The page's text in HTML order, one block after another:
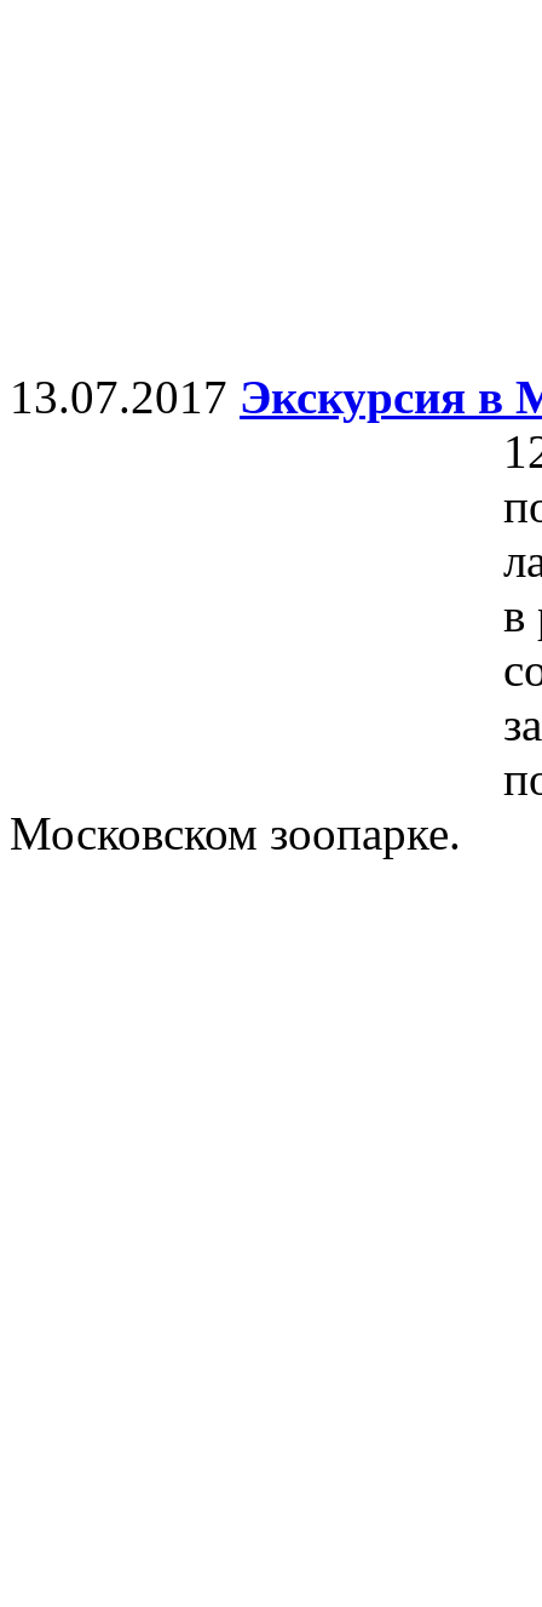
13.07.2017 Экскурсия в
в
Московском зоопарке.